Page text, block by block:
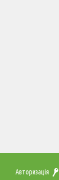
Авторизація